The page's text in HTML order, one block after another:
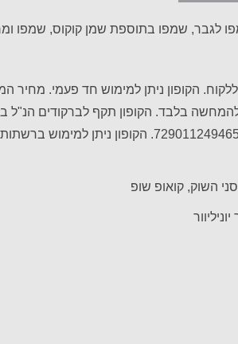
אחד ללקוח. הקופון ניתן למימוש חד פעמי. מחיר
בלבד. הקופון תקף לברקודים הנ"ל
– 7290112492777, 7290112492784, 7290112492760, 7290112494658. הקופון ניתן למימוש ברשתות
השוק, קואופ שופ